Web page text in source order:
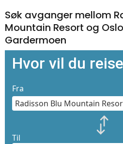
Søk avganger mellom
Mountain Resort og
Gardermoen
Hvor vil du
Fra
Til